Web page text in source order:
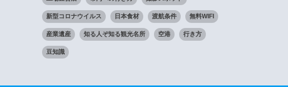
新型コロナウイルス 日本食材 渡航条件 無料WIFI
産業遺産 知る人ぞ知る観光名所 空港 行き方
豆知識